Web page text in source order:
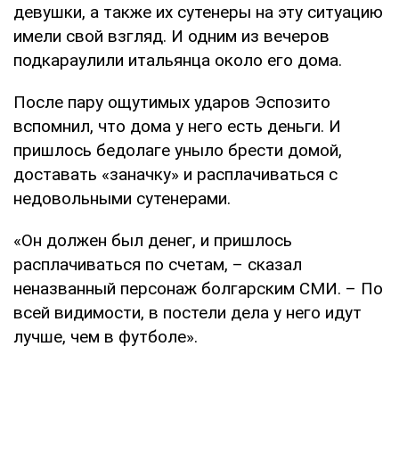
девушки, а также их сутенеры на эту ситуацию
имели свой взгляд. И одним из вечеров
подкараулили итальянца около его дома.
После пару ощутимых ударов Эспозито
вспомнил, что дома у него есть деньги. И
пришлось бедолаге уныло брести домой,
доставать «заначку» и расплачиваться с
недовольными сутенерами.
«Он должен был денег, и пришлось
расплачиваться по счетам, – сказал
неназванный персонаж болгарским СМИ. – По
всей видимости, в постели дела у него идут
лучше, чем в футболе».